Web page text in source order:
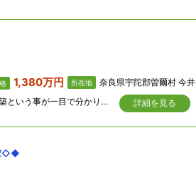
1,380万円 所在地
奈良県宇陀郡曽爾村 今井
二間の玄関を入ると広い玄関ホールで天井も高く、立派な建築という事が一目で分かります。広縁、中廊下、北縁が通っており二世帯住宅も可能な広さです。日当り、眺望も良く、永住以外にもゲストハウスや、田舎カフェなどの利用も可能です。
詳細を見る
◇◆